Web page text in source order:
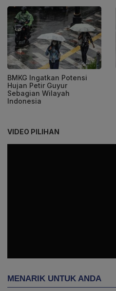
BMKG Ingatkan Potensi
Hujan Petir Guyur
Sebagian Wilayah
Indonesia
VIDEO PILIHAN